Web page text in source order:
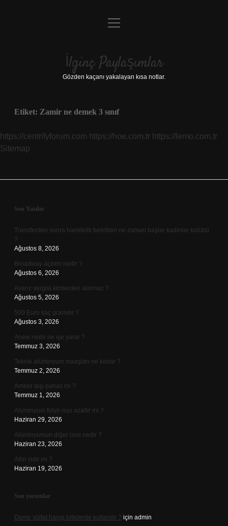
Anasayfa
Yasal Uyarı
menüyü
İlginç Paylaşımlar
Gözden kaçanı yakalayan kısa notlar.
Etiket: Zamir ne demek 3 sınıf
https://centrifyforum.com https://hoe.com.tr https://lemo.com.tr
Sitemap
Sidebar
Son Yazılar
Transferden sonra hamilelik belirtileri ne zaman başlar kadınlar kulübü
?
Ağustos 8, 2026
Broadway açılımı nedir ?
Ağustos 6, 2026
Avarız vergisi kimlerden alınmaz ?
Ağustos 5, 2026
500 Euro kaç gramdır ?
Ağustos 3, 2026
Anew nedir ne işe yarar ?
Temmuz 3, 2026
Teknik alüminyum maaşları ne kadar ?
Temmuz 2, 2026
Amber taşı pahalı mı ?
Temmuz 1, 2026
Alüminyum folyo ısıyı azaltır mı ?
Haziran 29, 2026
Alüminyumun diğer ismi nedir ?
Haziran 23, 2026
Altın ısıtır mı ?
Haziran 19, 2026
Son yorumlar
Demir sülfat hangi bitkilerde kullanılır ? için admin